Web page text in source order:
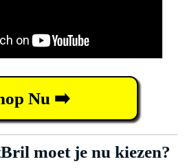
Nu ➡️
moet je nu kiezen?